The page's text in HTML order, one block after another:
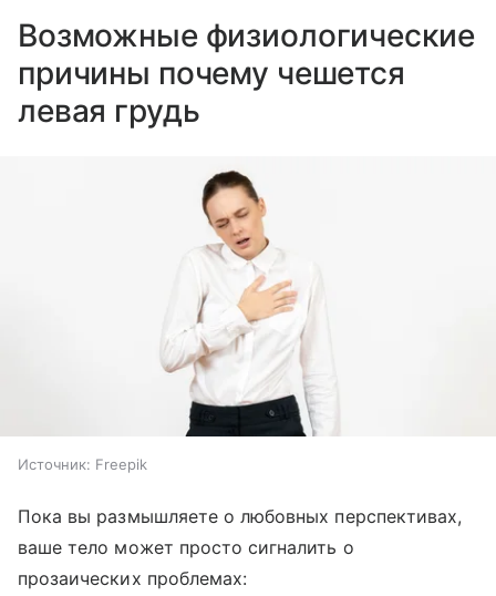
Возможные физиологические
причины почему чешется
левая грудь
Источник: Freepik
Пока вы размышляете о любовных перспективах,
ваше тело может просто сигналить о
прозаических проблемах: